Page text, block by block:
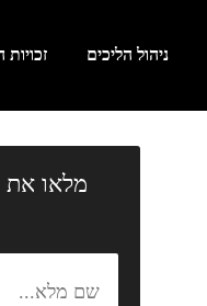
ניהול הליכים זכויות
מלאו את